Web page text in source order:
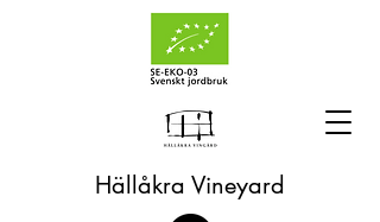
Hällåkra Vineyard